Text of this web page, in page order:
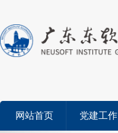
网站首页 党建工作